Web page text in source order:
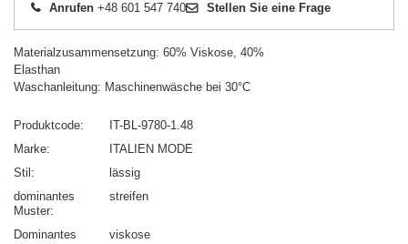
Anrufen +48 601 547 740 Stellen Sie eine Frage
Materialzusammensetzung: 60% Viskose, 40%
Elasthan
Waschanleitung: Maschinenwäsche bei 30°C
Produktcode
IT-BL-9780-1.48
Marke
ITALIEN MODE
Stil
lässig
dominantes
Muster
streifen
Dominantes
viskose